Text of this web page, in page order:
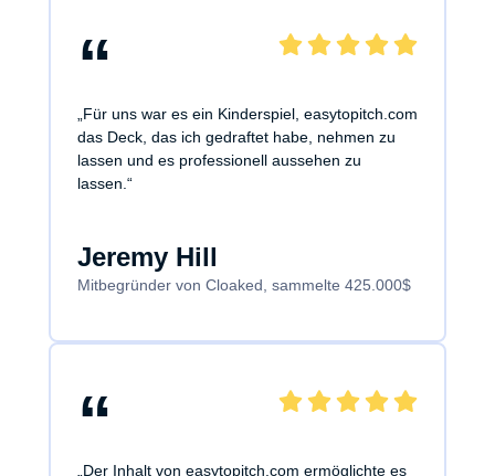
“
„Für uns war es ein Kinderspiel, easytopitch.com
das Deck, das ich gedraftet habe, nehmen zu
lassen und es professionell aussehen zu
lassen.“
Jeremy Hill
Mitbegründer von Cloaked, sammelte 425.000$
“
„Der Inhalt von easytopitch.com ermöglichte es